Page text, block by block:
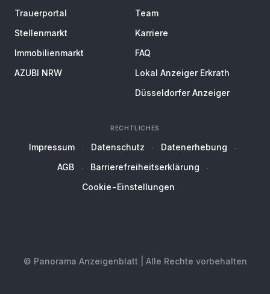
Trauerportal
Stellenmarkt
Immobilienmarkt
AZUBI NRW
Team
Karriere
FAQ
Lokal Anzeiger Erkrath
Düsseldorfer Anzeiger
RECHTLICHES
Impressum Datenschutz
Datenerhebung
AGB
Barrierefreiheitserklärung
Cookie-Einstellungen
© Panorama Anzeigenblatt | Alle Rechte vorbehalten